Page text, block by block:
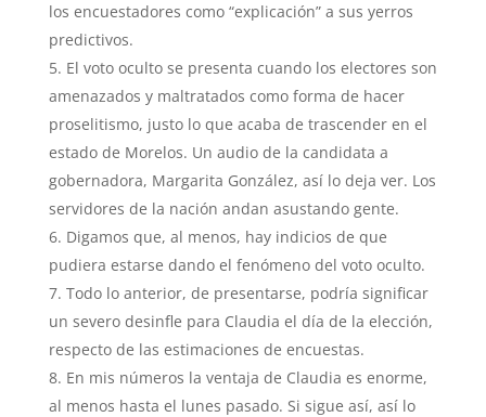
los encuestadores como “explicación” a sus yerros
predictivos.
El voto oculto se presenta cuando los electores son
amenazados y maltratados como forma de hacer
proselitismo, justo lo que acaba de trascender en el
estado de Morelos. Un audio de la candidata a
gobernadora, Margarita González, así lo deja ver. Los
servidores de la nación andan asustando gente.
Digamos que, al menos, hay indicios de que
pudiera estarse dando el fenómeno del voto oculto.
Todo lo anterior, de presentarse, podría significar
un severo desinfle para Claudia el día de la elección,
respecto de las estimaciones de encuestas.
En mis números la ventaja de Claudia es enorme,
al menos hasta el lunes pasado. Si sigue así, así lo